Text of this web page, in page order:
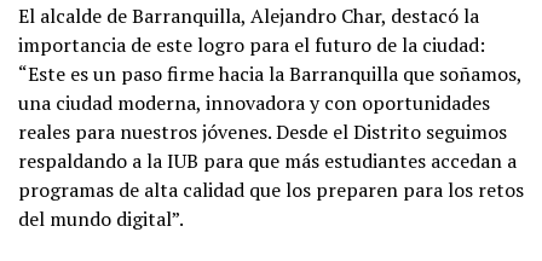
El alcalde de Barranquilla, Alejandro Char, destacó la
importancia de este logro para el futuro de la ciudad:
“Este es un paso firme hacia la Barranquilla que soñamos,
una ciudad moderna, innovadora y con oportunidades
reales para nuestros jóvenes. Desde el Distrito seguimos
respaldando a la IUB para que más estudiantes accedan a
programas de alta calidad que los preparen para los retos
del mundo digital”.